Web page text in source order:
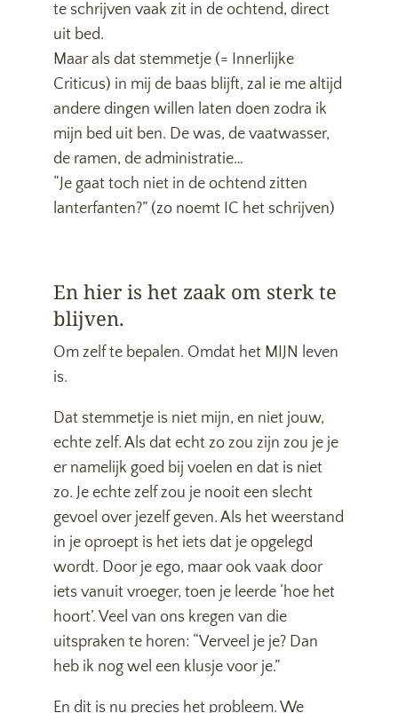
te schrijven vaak zit in de ochtend, direct
uit bed.
Maar als dat stemmetje (= Innerlijke
Criticus) in mij de baas blijft, zal ie me altijd
andere dingen willen laten doen zodra ik
mijn bed uit ben. De was, de vaatwasser,
de ramen, de administratie…
“Je gaat toch niet in de ochtend zitten
lanterfanten?” (zo noemt IC het schrijven)
En hier is het zaak om sterk te
blijven.
Om zelf te bepalen. Omdat het MIJN leven
is.
Dat stemmetje is niet mijn, en niet jouw,
echte zelf. Als dat echt zo zou zijn zou je je
er namelijk goed bij voelen en dat is niet
zo. Je echte zelf zou je nooit een slecht
gevoel over jezelf geven. Als het weerstand
in je oproept is het iets dat je opgelegd
wordt. Door je ego, maar ook vaak door
iets vanuit vroeger, toen je leerde ‘hoe het
hoort’. Veel van ons kregen van die
uitspraken te horen: “Verveel je je? Dan
heb ik nog wel een klusje voor je.”
En dit is nu precies het probleem. We